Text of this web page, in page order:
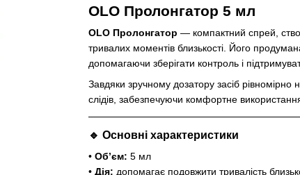
OLO Пролонгатор 5 мл
OLO Пролонгатор — компактний спрей,
тривалих моментів близькості. Його
допомагаючи зберігати контроль і
Завдяки зручному дозатору засіб
слідів, забезпечуючи комфортне
🔹 Основні характеристики
• Об’єм: 5 мл
• Дія: допомагає подовжити тривалість